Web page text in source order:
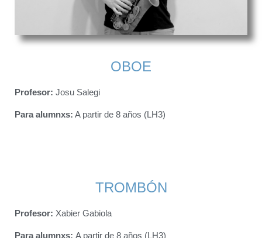
OBOE
Profesor: Josu Salegi
Para alumnxs: A partir de 8 años (LH3)
TROMBÓN
Profesor: Xabier Gabiola
Para alumnxs: A partir de 8 años (LH3)